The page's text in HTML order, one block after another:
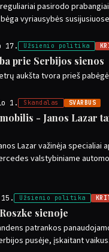
pasirodo
vyriausybės
17. Užsienio politika
prie Serbijos sienos
aukšta tvora prieš
1. Skandalas SVARBUS
- Janos Lazar
Lazar važinėja specialiai
valstybiniame
Užsienio politika
sienoje
patrankos
pusėje, įskaitant vaikus.